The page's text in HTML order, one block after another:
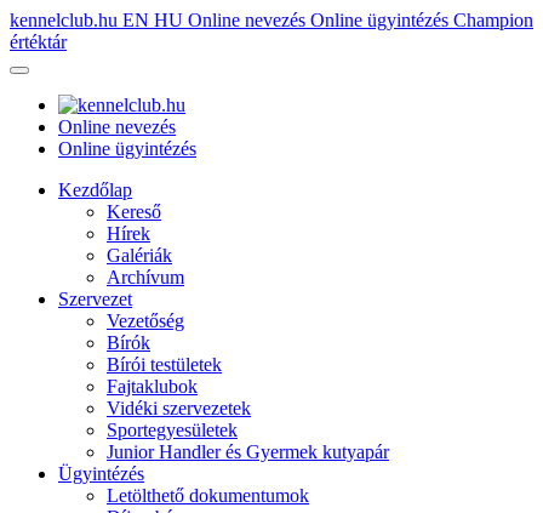
kennelclub.hu EN HU Online nevezés Online ügyintézés Champion
értéktár
Online nevezés
Online ügyintézés
Kezdőlap
Kereső
Hírek
Galériák
Archívum
Szervezet
Vezetőség
Bírók
Bírói testületek
Fajtaklubok
Vidéki szervezetek
Sportegyesületek
Junior Handler és Gyermek kutyapár
Ügyintézés
Letölthető dokumentumok